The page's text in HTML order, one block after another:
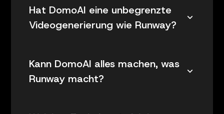
Hat DomoAI eine unbegrenzte
Videogenerierung wie Runway?
Kann DomoAI alles machen, was
Runway macht?